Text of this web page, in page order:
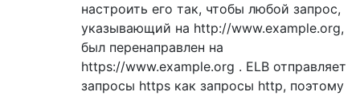
настроить его так, чтобы любой запрос,
указывающий на http://www.example.org,
был перенаправлен на
https://www.example.org . ELB отправляет
запросы https как запросы http, поэтому